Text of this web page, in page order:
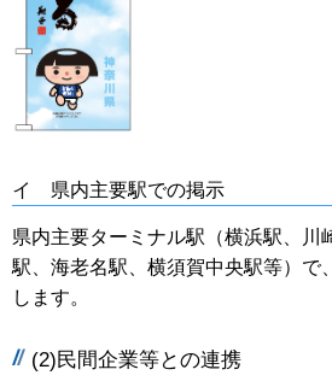
イ 県内主要駅での掲示
県内主要ターミナル駅（横浜駅、川
駅、海老名駅、横須賀中央駅等）で
します。
(2)民間企業等との連携